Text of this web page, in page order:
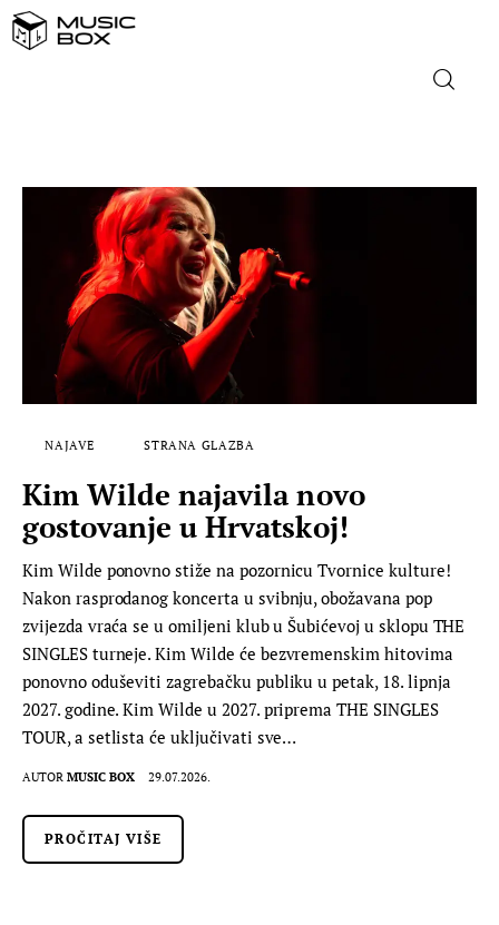
DOMAĆA GLAZBA
STRANA GLAZBA
FILM
MUSIC BOX
NAJAVE STRANA GLAZBA
Kim Wilde najavila novo
gostovanje u Hrvatskoj!
Kim Wilde ponovno stiže na pozornicu Tvornice kulture!
Nakon rasprodanog koncerta u svibnju, obožavana pop
zvijezda vraća se u omiljeni klub u Šubićevoj u sklopu THE
SINGLES turneje. Kim Wilde će bezvremenskim hitovima
ponovno oduševiti zagrebačku publiku u petak, 18. lipnja
2027. godine. Kim Wilde u 2027. priprema THE SINGLES
TOUR, a setlista će uključivati sve…
AUTOR MUSIC BOX 29.07.2026.
PROČITAJ VIŠE